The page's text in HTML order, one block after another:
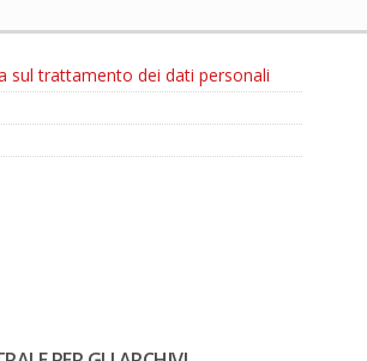
sul trattamento dei dati personali